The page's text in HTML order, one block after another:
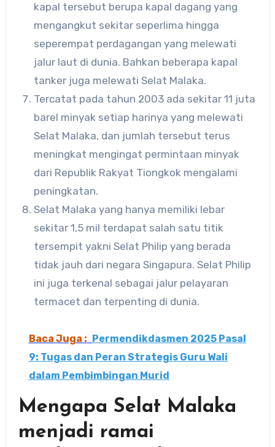
kapal tersebut berupa kapal dagang yang
mengangkut sekitar seperlima hingga
seperempat perdagangan yang melewati
jalur laut di dunia. Bahkan beberapa kapal
tanker juga melewati Selat Malaka.
Tercatat pada tahun 2003 ada sekitar 11 juta
barel minyak setiap harinya yang melewati
Selat Malaka, dan jumlah tersebut terus
meningkat mengingat permintaan minyak
dari Republik Rakyat Tiongkok mengalami
peningkatan.
Selat Malaka yang hanya memiliki lebar
sekitar 1,5 mil terdapat salah satu titik
tersempit yakni Selat Philip yang berada
tidak jauh dari negara Singapura. Selat Philip
ini juga terkenal sebagai jalur pelayaran
termacet dan terpenting di dunia.
Baca Juga :
Permendikdasmen 2025 Pasal
9: Tugas dan Peran Strategis Guru Wali
dalam Pembimbingan Murid
Mengapa Selat Malaka
menjadi ramai